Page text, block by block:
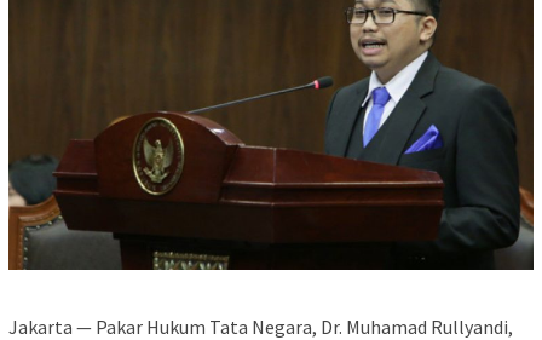
Jakarta — Pakar Hukum Tata Negara, Dr. Muhamad Rullyandi,